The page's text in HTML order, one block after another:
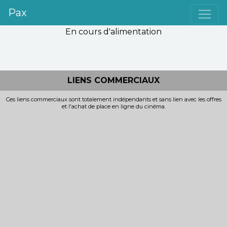
Pax
En cours d'alimentation
LIENS COMMERCIAUX
Ces liens commerciaux sont totalement indépendants et sans lien avec les offres
et l'achat de place en ligne du cinéma.